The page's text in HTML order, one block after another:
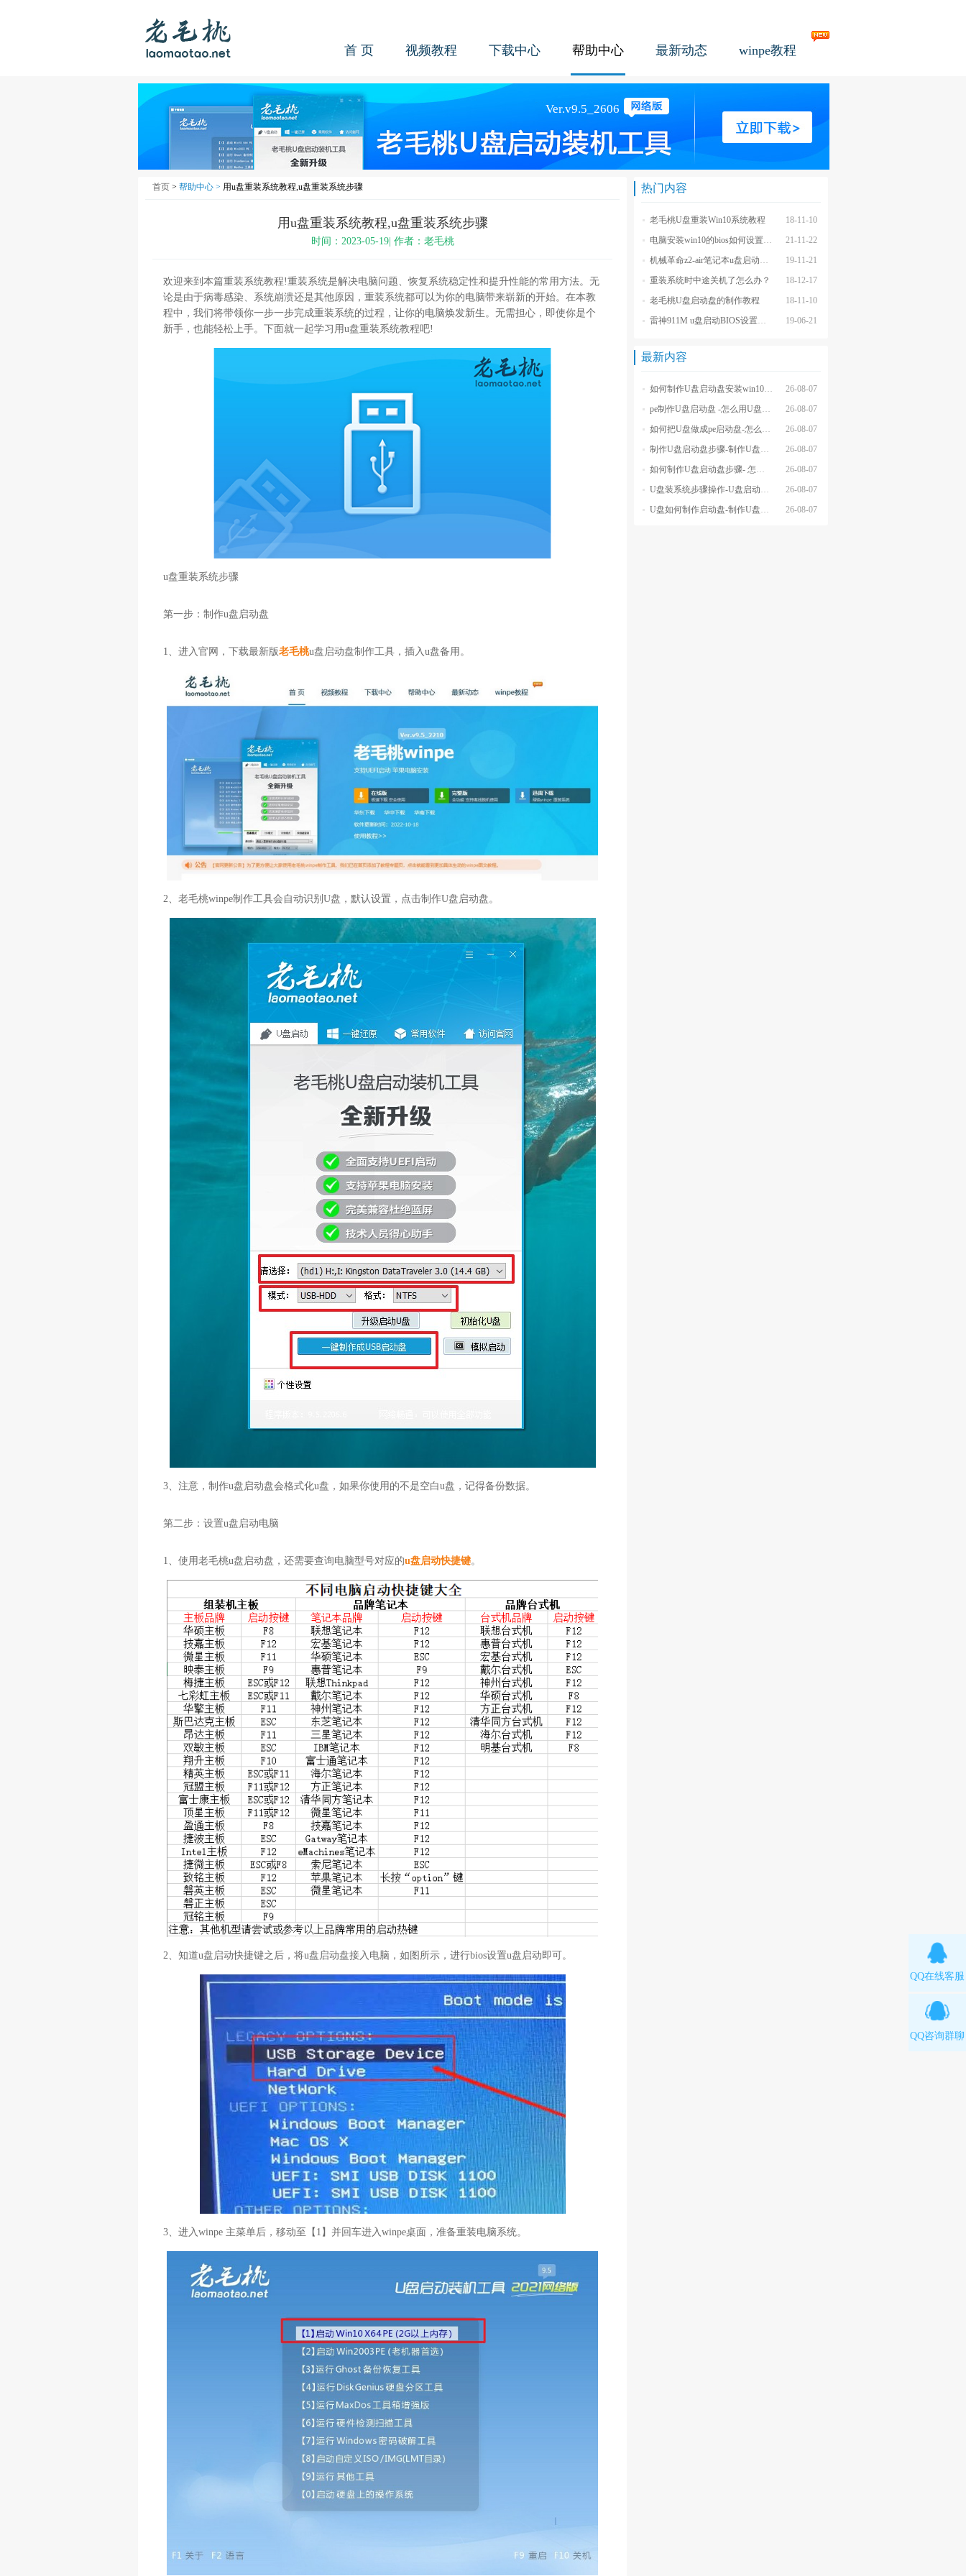
首 页 视频教程 下载中心 帮助中心 最新动态 winpe教程
首页 > 帮助中心 > 用u盘重装系统教程,u盘重装系统步骤
用u盘重装系统教程,u盘重装系统步骤
时间：2023-05-19| 作者：老毛桃
欢迎来到本篇重装系统教程!重装系统是解决电脑问题、恢复系统稳定性和提升性能的常用方法。无
论是由于病毒感染、系统崩溃还是其他原因，重装系统都可以为你的电脑带来崭新的开始。在本教
程中，我们将带领你一步一步完成重装系统的过程，让你的电脑焕发新生。无需担心，即使你是个
新手，也能轻松上手。下面就一起学习用u盘重装系统教程吧!
u盘重装系统步骤
第一步：制作u盘启动盘
1、进入官网，下载最新版老毛桃u盘启动盘制作工具，插入u盘备用。
2、老毛桃winpe制作工具会自动识别U盘，默认设置，点击制作U盘启动盘。
3、注意，制作u盘启动盘会格式化u盘，如果你使用的不是空白u盘，记得备份数据。
第二步：设置u盘启动电脑
1、使用老毛桃u盘启动盘，还需要查询电脑型号对应的u盘启动快捷键。
2、知道u盘启动快捷键之后，将u盘启动盘接入电脑，如图所示，进行bios设置u盘启动即可。
3、进入winpe 主菜单后，移动至【1】并回车进入winpe桌面，准备重装电脑系统。
热门内容
18-11-10
老毛桃U盘重装Win10系统教程
21-11-22
电脑安装win10的bios如何设置u盘图文教程
19-11-21
机械革命z2-air笔记本u盘启动BIOS设置教程
18-12-17
重装系统时中途关机了怎么办？
18-11-10
老毛桃U盘启动盘的制作教程
19-06-21
雷神911M u盘启动BIOS设置教程
最新内容
26-08-07
如何制作U盘启动盘安装win10系统-怎么制作U盘启动盘安装win10系
26-08-07
pe制作U盘启动盘 -怎么用U盘制作pe系统启动盘
26-08-07
如何把U盘做成pe启动盘-怎么把U盘做成pe启动盘
26-08-07
制作U盘启动盘步骤-制作U盘启动盘详细方法
26-08-07
如何制作U盘启动盘步骤- 怎么制作U盘启动盘步骤
26-08-07
U盘装系统步骤操作-U盘启动重装系统步骤
26-08-07
U盘如何制作启动盘-制作U盘启动盘重装
QQ在线客服
QQ咨询群聊